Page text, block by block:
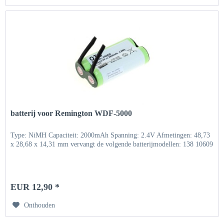
batterij voor Remington WDF-5000
Type: NiMH Capaciteit: 2000mAh Spanning: 2.4V Afmetingen: 48,73
x 28,68 x 14,31 mm vervangt de volgende batterijmodellen: 138 10609
EUR 12,90 *
Onthouden